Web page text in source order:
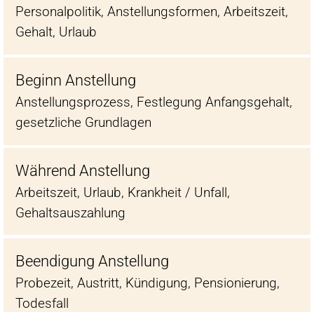
Personalpolitik, Anstellungsformen, Arbeitszeit,
Gehalt, Urlaub
Beginn Anstellung
Anstellungsprozess, Festlegung Anfangsgehalt,
gesetzliche Grundlagen
Während Anstellung
Arbeitszeit, Urlaub, Krankheit / Unfall,
Gehaltsauszahlung
Beendigung Anstellung
Probezeit, Austritt, Kündigung, Pensionierung,
Todesfall